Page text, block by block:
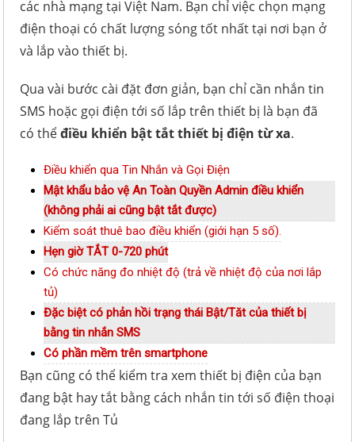
các nhà mạng tại Việt Nam. Bạn chỉ việc chọn mạng
điện thoại có chất lượng sóng tốt nhất tại nơi bạn ở
và lắp vào thiết bị.
Qua vài bước cài đặt đơn giản, bạn chỉ cần nhắn tin
SMS hoặc gọi điện tới số lắp trên thiết bị là bạn đã
có thểđiều khiển bật tắt thiết bị điện từ xa.
Điều khiển qua Tin Nhắn và Gọi Điện
Mật khẩu bảo vệ An Toàn Quyền Admin điều khiển
(không phải ai cũng bật tắt được)
Kiểm soát thuê bao điều khiển (giới hạn 5 số).
Hẹn giờ TẮT 0-720 phút
Có chức năng đo nhiệt độ (trả về nhiệt độ của nơi lắp
tủ)
Đặc biệt có phản hồi trạng thái Bật/Tăt của thiết bị
bằng tin nhắn SMS
Có phần mềm trên smartphone
Bạn cũng có thể kiểm tra xem thiết bị điện của bạn
đang bật hay tắt bằng cách nhắn tin tới số điện thoại
đang lắp trên Tủ